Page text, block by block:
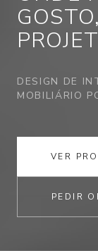
GOSTO,
DESIGN DE
MOBILIÁRIO
VER
PEDIR